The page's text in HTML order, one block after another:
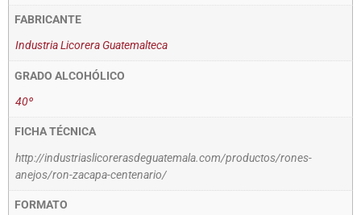
FABRICANTE
Industria Licorera Guatemalteca
GRADO ALCOHÓLICO
40º
FICHA TÉCNICA
http://industriaslicorerasdeguatemala.com/productos/rones-
anejos/ron-zacapa-centenario/
FORMATO